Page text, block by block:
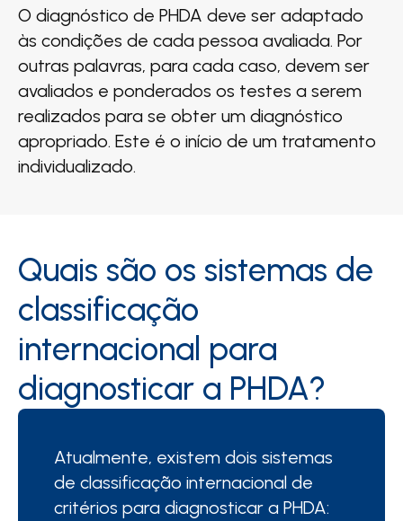
O diagnóstico de PHDA deve ser adaptado
às condições de cada pessoa avaliada. Por
outras palavras, para cada caso, devem ser
avaliados e ponderados os testes a serem
realizados para se obter um diagnóstico
apropriado. Este é o início de um tratamento
individualizado.
Quais são os sistemas de
classificação
internacional para
diagnosticar a PHDA?
Atualmente, existem dois sistemas
de classificação internacional de
critérios para diagnosticar a PHDA: